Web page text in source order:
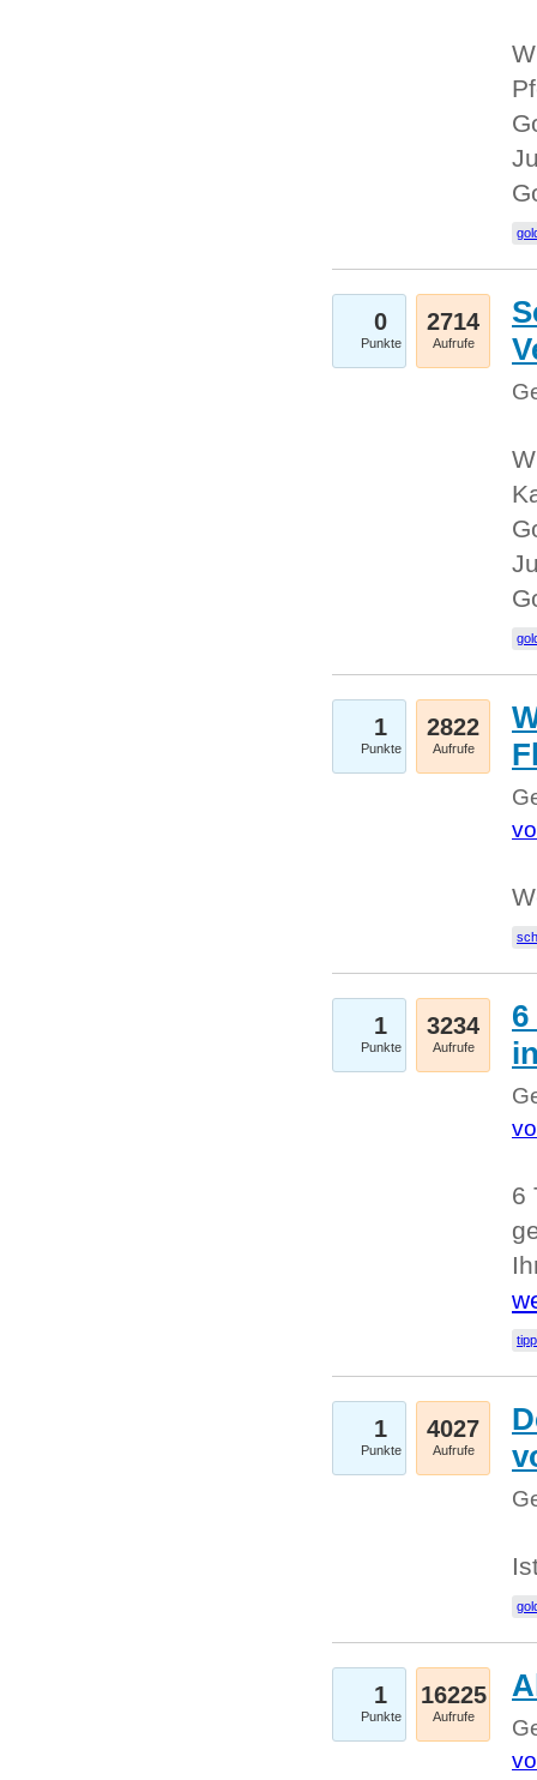
0
Punkte
2714
Aufrufe
1
Punkte
2822
Aufrufe
1
Punkte
3234
Aufrufe
6
1
Punkte
4027
Aufrufe
1
Punkte
16225
Aufrufe